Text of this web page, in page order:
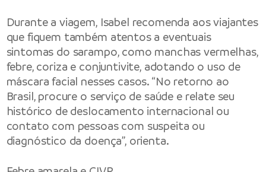
Durante a viagem, Isabel recomenda aos viajantes
que fiquem também atentos a eventuais
sintomas do sarampo, como manchas vermelhas,
febre, coriza e conjuntivite, adotando o uso de
máscara facial nesses casos. “No retorno ao
Brasil, procure o serviço de saúde e relate seu
histórico de deslocamento internacional ou
contato com pessoas com suspeita ou
diagnóstico da doença”, orienta.